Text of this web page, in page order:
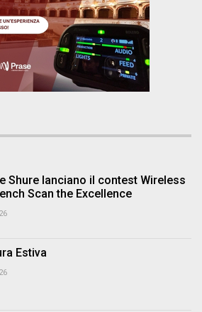
Shure lanciano il contest Wireless
Scan the Excellence
Estiva